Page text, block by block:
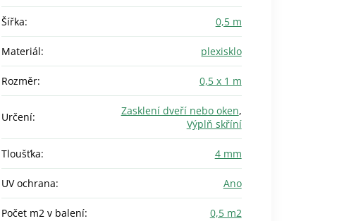
Šířka: 0,5 m
Materiál: plexisklo
Rozměr: 0,5 x 1 m
Určení: Zasklení dveří nebo oken,
Výplň skříní
Tloušťka: 4 mm
UV ochrana: Ano
Počet m2 v balení: 0,5 m2